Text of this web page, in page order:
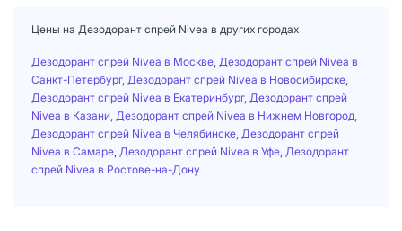
Цены на Дезодорант спрей Nivea в других городах
Дезодорант спрей Nivea в Москве Дезодорант спрей Nivea в
Санкт-Петербург, Дезодорант спрей Nivea в Новосибирске
Дезодорант спрей Nivea в Екатеринбург, Дезодорант спрей
Nivea в Казани Дезодорант спрей Nivea в Нижнем Новгород
Дезодорант спрей Nivea в Челябинске Дезодорант спрей
Nivea в Самаре Дезодорант спрей Nivea в Уфе Дезодорант
спрей Nivea в Ростове-на-Дону